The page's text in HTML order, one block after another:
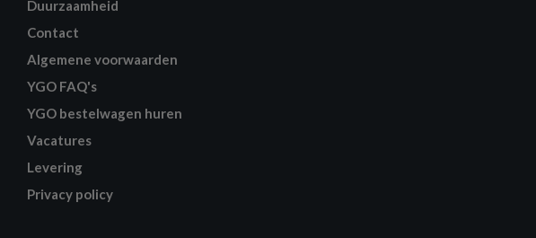
Duurzaamheid
Contact
Algemene voorwaarden
YGO FAQ's
YGO bestelwagen huren
Vacatures
Levering
Privacy policy